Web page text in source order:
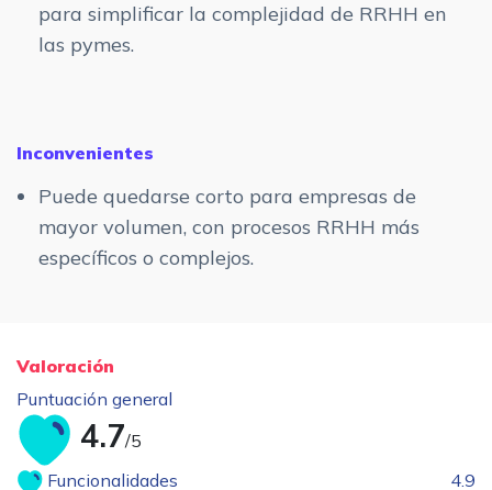
para simplificar la complejidad de RRHH en
las pymes.
Inconvenientes
Puede quedarse corto para empresas de
mayor volumen, con procesos RRHH más
específicos o complejos.
Valoración
Puntuación general
4.7/5
Funcionalidades
4.9